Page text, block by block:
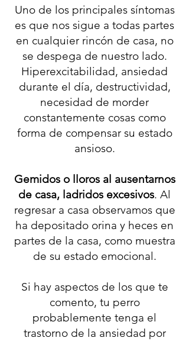
Uno de los principales síntomas
es que nos sigue a todas partes
en cualquier rincón de casa, no
se despega de nuestro lado.
Hiperexcitabilidad, ansiedad
durante el día, destructividad,
necesidad de morder
constantemente cosas como
forma de compensar su estado
ansioso.
Gemidos o lloros al ausentarnos
de casa, ladridos excesivos. Al
regresar a casa observamos que
ha depositado orina y heces en
partes de la casa, como muestra
de su estado emocional.
Si hay aspectos de los que te
comento, tu perro
probablemente tenga el
trastorno de la ansiedad por